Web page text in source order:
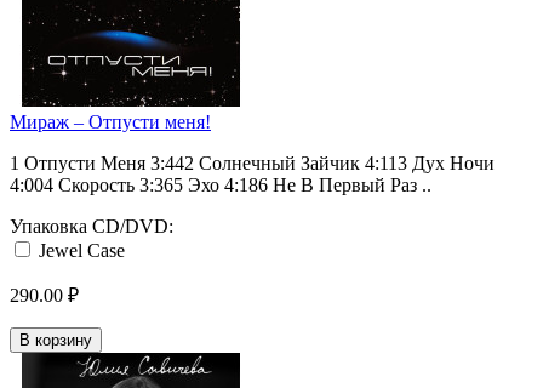
Мираж ‎– Отпусти меня!
1 Отпусти Меня 3:442 Солнечный Зайчик 4:113 Дух Ночи
4:004 Скорость 3:365 Эхо 4:186 Не В Первый Раз ..
Упаковка CD/DVD:
Jewel Case
290.00 ₽
В корзину